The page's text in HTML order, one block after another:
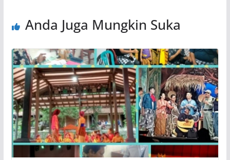
Anda Juga Mungkin Suka